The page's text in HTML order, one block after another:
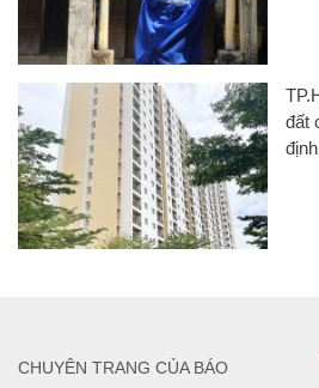
đất
CHUYÊN TRANG CỦA BÁO